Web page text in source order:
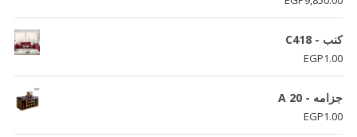
كنب - C418
EGP1.00
جزامه - A 20
EGP1.00